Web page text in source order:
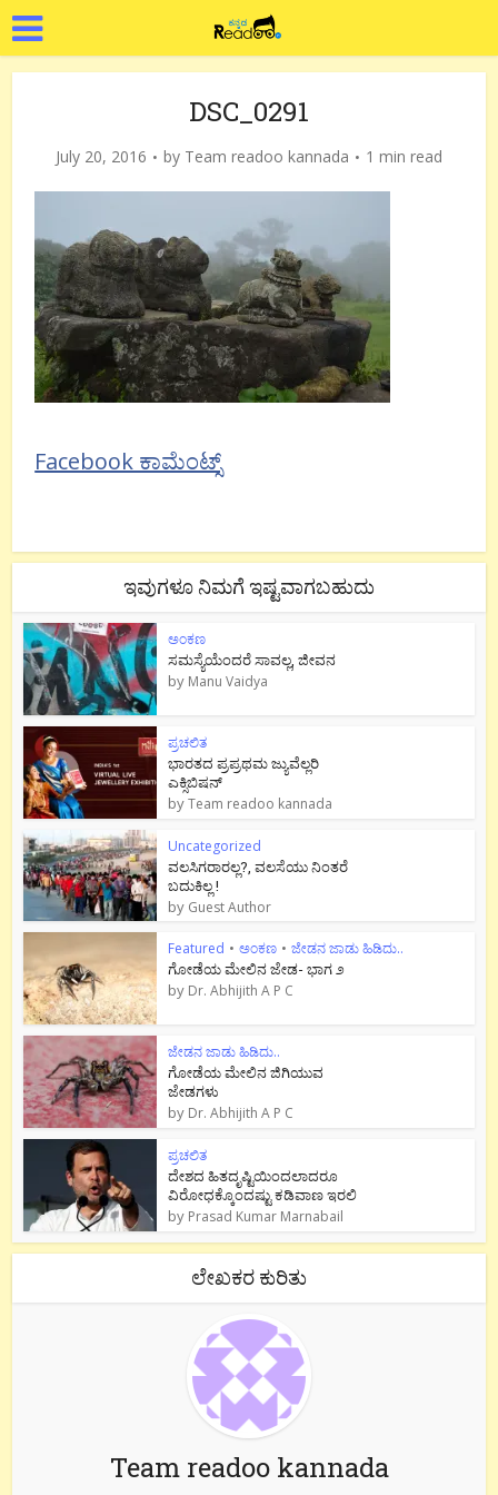
DSC_0291
July 20, 2016 by Team readoo kannada 1 min read
Facebook ಕಾಮೆಂಟ್ಸ್
ಇವುಗಳೂ ನಿಮಗೆ ಇಷ್ಟವಾಗಬಹುದು
ಅಂಕಣ
ಸಮಸ್ಯೆಯೆಂದರೆ ಸಾವಲ್ಲ, ಜೀವನ
by Manu Vaidya
ಪ್ರಚಲಿತ
ಭಾರತದ ಪ್ರಪ್ರಥಮ ಜ್ಯುವೆಲ್ಲರಿ
ಎಕ್ಸಿಬಿಷನ್
byTeam readoo kannada
Uncategorized
ವಲಸಿಗರಾರಲ್ಲ?, ವಲಸೆಯು ನಿಂತರೆ
ಬದುಕಿಲ್ಲ !
by Guest Author
Featured • ಅಂಕಣ • ಜೇಡನ ಜಾಡು ಹಿಡಿದು..
ಗೋಡೆಯ ಮೇಲಿನ ಜೇಡ- ಭಾಗ ೨
by Dr. Abhijith A P C
ಜೇಡನ ಜಾಡು ಹಿಡಿದು..
ಗೋಡೆಯ ಮೇಲಿನ ಜಿಗಿಯುವ
ಜೇಡಗಳು
by Dr. Abhijith A P C
ಪ್ರಚಲಿತ
ದೇಶದ ಹಿತದೃಷ್ಟಿಯಿಂದಲಾದರೂ
ವಿರೋಧಕ್ಕೊಂದಷ್ಟು ಕಡಿವಾಣ ಇರಲಿ
by Prasad Kumar Marnabail
ಲೇಖಕರ ಕುರಿತು
Team readoo kannada